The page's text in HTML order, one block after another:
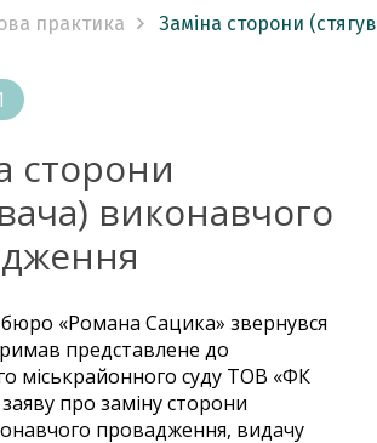
практика Заміна сторони
сторони
виконавчого
«Романа Сацика» звернувся
представлене до
міськрайонного суду ТОВ «ФК
про заміну сторони
провадження, видачу